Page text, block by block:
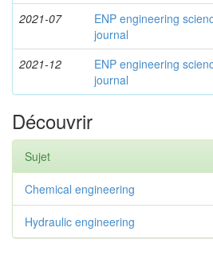
2021-07
ENP engineering
journal
2021-12
ENP engineering
journal
Découvrir
Sujet
Chemical engineering
Hydraulic engineering